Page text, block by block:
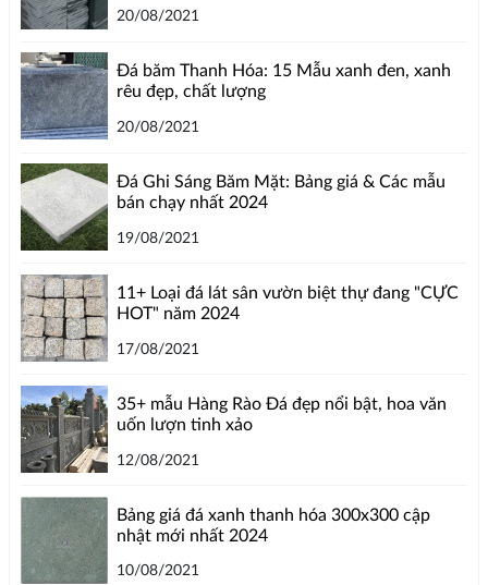
20/08/2021
Đá băm Thanh Hóa: 15 Mẫu xanh đen, xanh
rêu đẹp, chất lượng
20/08/2021
Đá Ghi Sáng Băm Mặt: Bảng giá & Các mẫu
bán chạy nhất 2024
19/08/2021
11+ Loại đá lát sân vườn biệt thự đang "CỰC
HOT" năm 2024
17/08/2021
35+ mẫu Hàng Rào Đá đẹp nổi bật, hoa văn
uốn lượn tinh xảo
12/08/2021
Bảng giá đá xanh thanh hóa 300x300 cập
nhật mới nhất 2024
10/08/2021